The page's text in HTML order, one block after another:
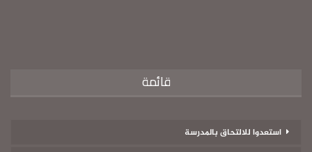
قائمة
استعدوا للالتحاق بالمدرسة